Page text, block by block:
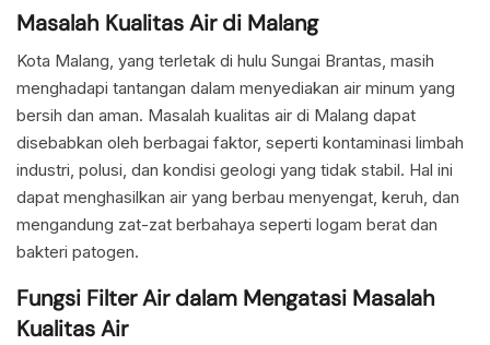
Masalah Kualitas Air di Malang
Kota Malang, yang terletak di hulu Sungai Brantas, masih
menghadapi tantangan dalam menyediakan air minum yang
bersih dan aman. Masalah kualitas air di Malang dapat
disebabkan oleh berbagai faktor, seperti kontaminasi limbah
industri, polusi, dan kondisi geologi yang tidak stabil. Hal ini
dapat menghasilkan air yang berbau menyengat, keruh, dan
mengandung zat-zat berbahaya seperti logam berat dan
bakteri patogen.
Fungsi Filter Air dalam Mengatasi Masalah
Kualitas Air